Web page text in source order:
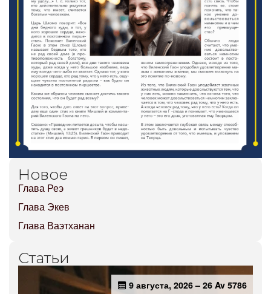
Новое
Глава Реэ
Глава Экев
Глава Ваэтханан
Статьи